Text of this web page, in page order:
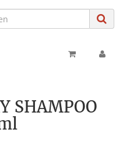
SHAMPOO